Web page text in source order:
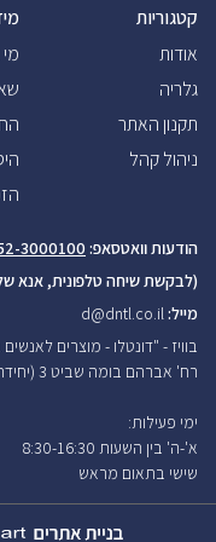
קטגוריות
אודות
גלריה
תקנון האתר
ניהול קהל
הודעות וואטסאפ: 3000100
(לבקשת שיחה טלפונית, אנא
מייל:d@dntl.co.il
בוויז - "דונטלו - מוצרים
רח' אברהם בומה שביט 3 (יחידה 34), מרכז עסקים "לב שורק", ראשון לציון
ימי פעילות:
א'-ה' בין השעות 8:30-16:30
שישי בתאום מראש